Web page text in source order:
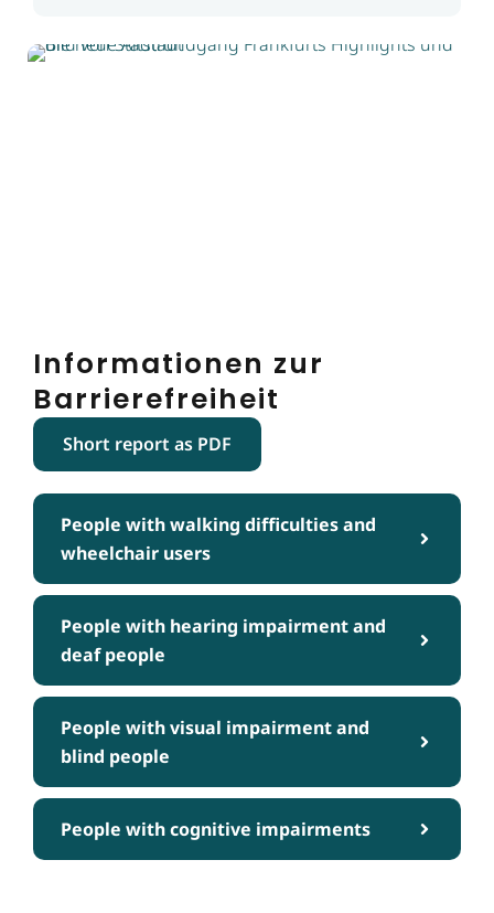
Informationen zur
Barrierefreiheit
Short report as PDF
People with walking difficulties and
wheelchair users
People with hearing impairment and
deaf people
People with visual impairment and
blind people
People with cognitive impairments